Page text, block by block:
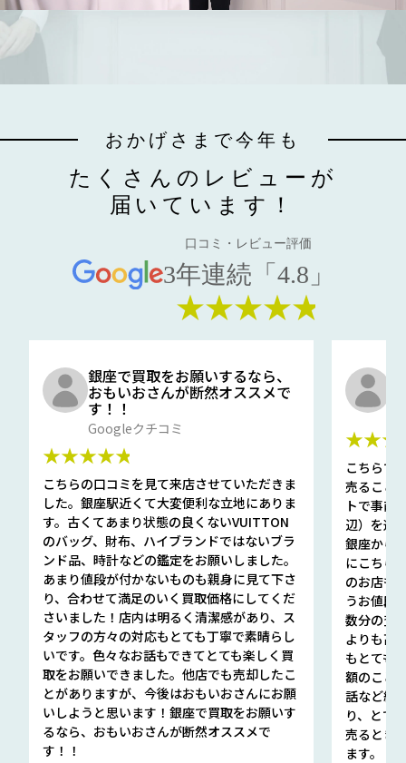
おかげさまで今年も
たくさんのレビューが
届いています！
口コミ・レビュー評価
3年連続「4.8」
★★★★★
銀座で買取をお願いするなら、
おもいおさんが断然オススメで
す！！
Googleクチコミ
★★★★★
こちらの口コミを見て来店させていただきま
した。銀座駅近くて大変便利な立地にありま
す。古くてあまり状態の良くないVUITTON
のバッグ、財布、ハイブランドではないブラ
ンド品、時計などの鑑定をお願いしました。
あまり値段が付かないものも親身に見て下さ
り、合わせて満足のいく買取価格にしてくだ
さいました！店内は明るく清潔感があり、ス
タッフの方々の対応もとても丁寧で素晴らし
いです。色々なお話もできてとても楽しく買
取をお願いできました。他店でも売却したこ
とがありますが、今後はおもいおさんにお願
いしようと思います！銀座で買取をお願いす
るなら、おもいおさんが断然オススメで
す！！
こちらで
売ること
トで事前
辺）を選
銀座から
にこちら
のお店も
うお値段
数分の査
よりも高
もとても
額のこと
話など細
り、とて
売るとき
ます。